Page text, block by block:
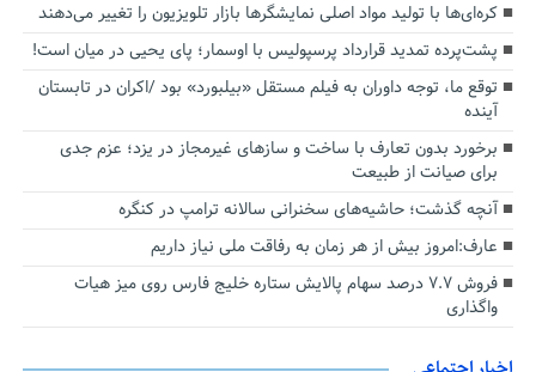
کره‌ای‌ها با تولید مواد اصلی نمایشگرها بازار تلویزیون را تغییر می‌دهند
پشت‌پرده تمدید قرارداد پرسپولیس با اوسمار؛ پای یحیی در میان است!
توقع ما، توجه داوران به فیلم مستقل «بیلبورد» بود /اکران در تابستان
آینده
برخورد بدون تعارف با ساخت‌ و سازهای غیرمجاز در یزد؛ عزم جدی
برای صیانت از طبیعت
آنچه گذشت؛ حاشیه‌های سخنرانی سالانه ترامپ در کنگره
عارف:امروز بیش از هر زمان به رفاقت ملی نیاز داریم
فروش ۷.۷ درصد سهام پالایش ستاره خلیج فارس روی میز هیات
واگذاری